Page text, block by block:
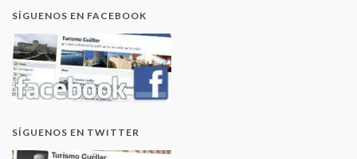
SÍGUENOS EN FACEBOOK
SÍGUENOS EN TWITTER